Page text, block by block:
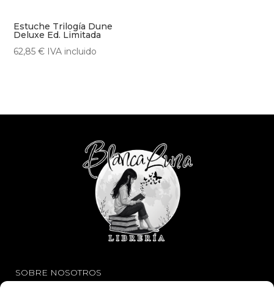
Estuche Trilogía Dune
Deluxe Ed. Limitada
62,85€ IVA incluido
SOBRE NOSOTROS